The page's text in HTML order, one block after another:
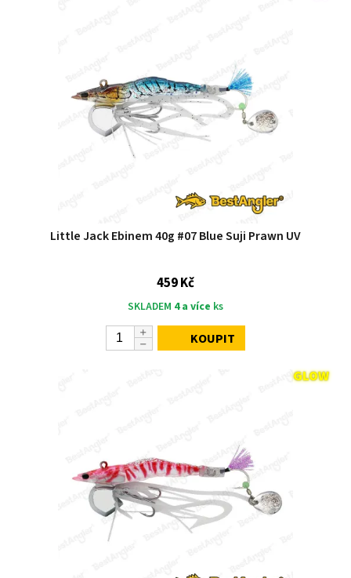
Little Jack Ebinem 40g #07 Blue Suji Prawn UV
459 Kč
SKLADEM 4 a více ks
KOUPIT